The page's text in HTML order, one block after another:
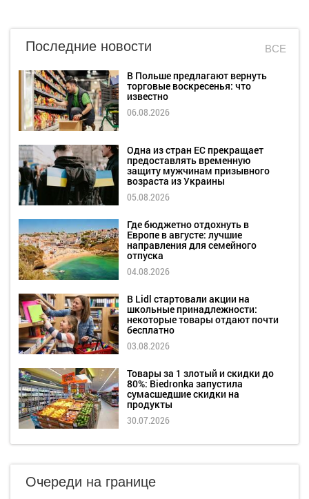
Последние новости ВСЕ
В Польше предлагают вернуть
торговые воскресенья: что
известно
06.08.2026
Одна из стран ЕС прекращает
предоставлять временную
защиту мужчинам призывного
возраста из Украины
05.08.2026
Где бюджетно отдохнуть в
Европе в августе: лучшие
направления для семейного
отпуска
04.08.2026
В Lidl стартовали акции на
школьные принадлежности:
некоторые товары отдают почти
бесплатно
03.08.2026
Товары за 1 злотый и скидки до
80%: Biedronka запустила
сумасшедшие скидки на
продукты
30.07.2026
Очереди на границе